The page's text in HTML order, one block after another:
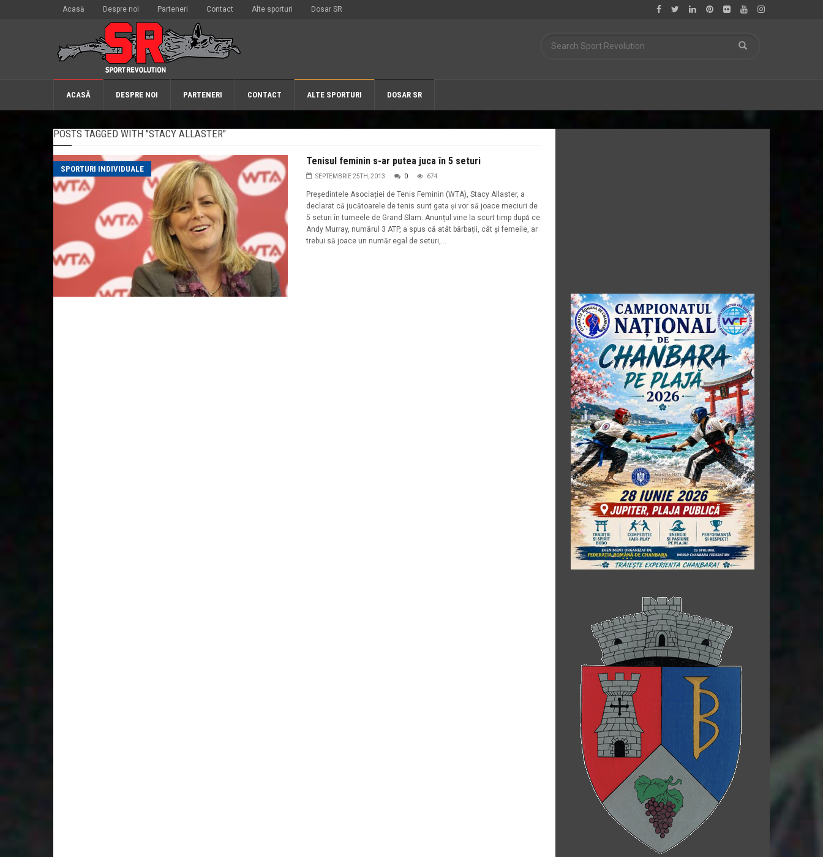
Acasă Despre noi Parteneri Contact Alte sporturi Dosar SR
ACASĂ DESPRE NOI PARTENERI CONTACT ALTE SPORTURI DOSAR SR
POSTS TAGGED WITH "STACY ALLASTER"
SPORTURI INDIVIDUALE
Tenisul feminin s-ar putea juca în 5 seturi
SEPTEMBRIE 25TH, 2013 0 674
Președintele Asociației de Tenis Feminin (WTA), Stacy Allaster, a
declarat că jucătoarele de tenis sunt gata și vor să joace meciuri de
5 seturi în turneele de Grand Slam. Anunțul vine la scurt timp după ce
Andy Murray, numărul 3 ATP, a spus că atât bărbații, cât și femeile, ar
trebui să joace un număr egal de seturi,...